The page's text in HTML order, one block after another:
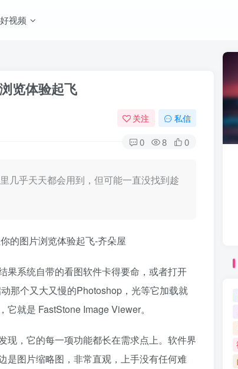
好视频
览体验起飞
关注 私信
0 8 0
几乎天天都会用到，但可能一直没找到趁
果系统自带的看图软件卡得要命，或者打开
那个又大又慢的Photoshop，光等它加载就
就是 FastStone Image Viewer。
现，它的每一项功能都长在需求点上。软件界
是图片缩略图，非常直观，上手没有任何难